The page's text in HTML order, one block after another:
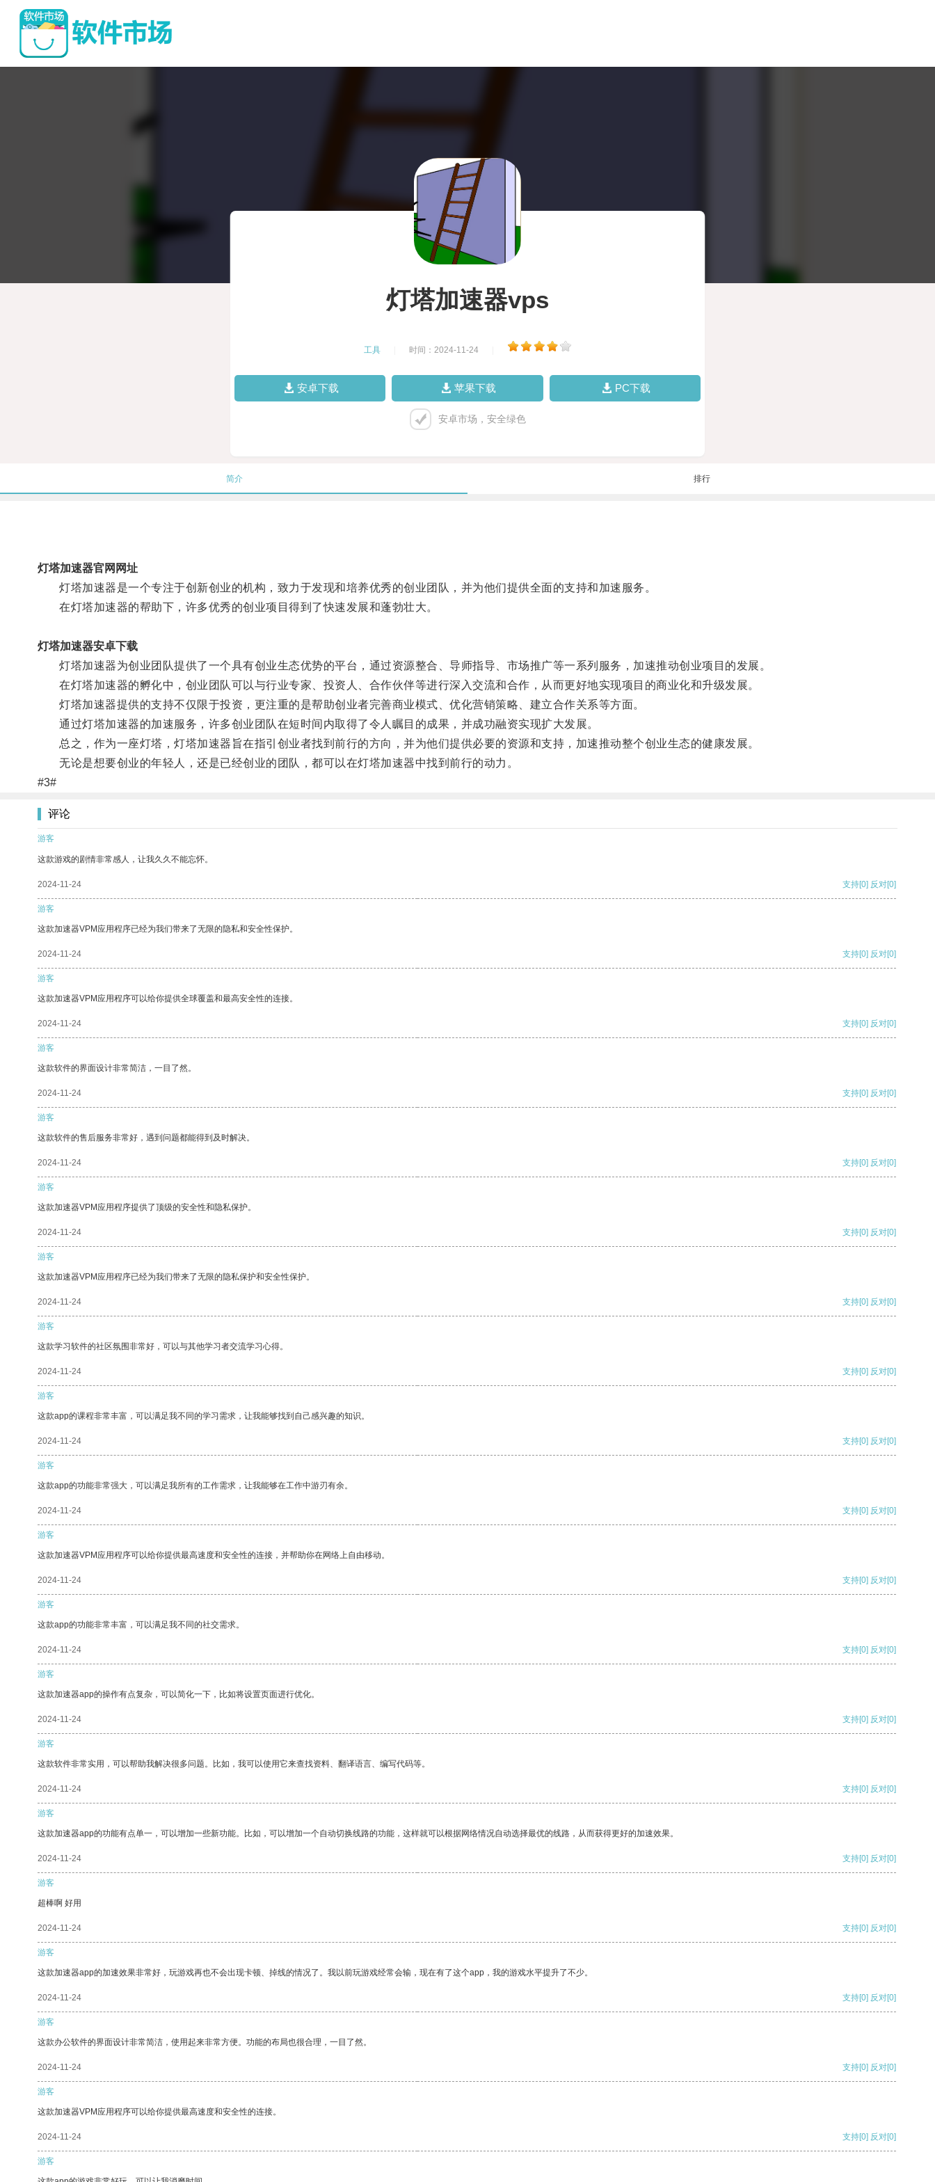
灯塔加速器vps
工具 时间：2024-11-24
安卓下载 苹果下载 PC下载
安卓市场，安全绿色
简介 排行
灯塔加速器官网网址
灯塔加速器是一个专注于创新创业的机构，致力于发现和培养优秀的创业团队，并为他们提供全面的支持和加速服务。
在灯塔加速器的帮助下，许多优秀的创业项目得到了快速发展和蓬勃壮大。
灯塔加速器安卓下载
灯塔加速器为创业团队提供了一个具有创业生态优势的平台，通过资源整合、导师指导、市场推广等一系列服务，加速推动创业项目的发展。
在灯塔加速器的孵化中，创业团队可以与行业专家、投资人、合作伙伴等进行深入交流和合作，从而更好地实现项目的商业化和升级发展。
灯塔加速器提供的支持不仅限于投资，更注重的是帮助创业者完善商业模式、优化营销策略、建立合作关系等方面。
通过灯塔加速器的加速服务，许多创业团队在短时间内取得了令人瞩目的成果，并成功融资实现扩大发展。
总之，作为一座灯塔，灯塔加速器旨在指引创业者找到前行的方向，并为他们提供必要的资源和支持，加速推动整个创业生态的健康发展。
无论是想要创业的年轻人，还是已经创业的团队，都可以在灯塔加速器中找到前行的动力。
#3#
评论
游客
这款游戏的剧情非常感人，让我久久不能忘怀。
2024-11-24 支持[0] 反对[0]
游客
这款加速器VPM应用程序已经为我们带来了无限的隐私和安全性保护。
2024-11-24 支持[0] 反对[0]
游客
这款加速器VPM应用程序可以给你提供全球覆盖和最高安全性的连接。
2024-11-24 支持[0] 反对[0]
游客
这款软件的界面设计非常简洁，一目了然。
2024-11-24 支持[0] 反对[0]
游客
这款软件的售后服务非常好，遇到问题都能得到及时解决。
2024-11-24 支持[0] 反对[0]
游客
这款加速器VPM应用程序提供了顶级的安全性和隐私保护。
2024-11-24 支持[0] 反对[0]
游客
这款加速器VPM应用程序已经为我们带来了无限的隐私保护和安全性保护。
2024-11-24 支持[0] 反对[0]
游客
这款学习软件的社区氛围非常好，可以与其他学习者交流学习心得。
2024-11-24 支持[0] 反对[0]
游客
这款app的课程非常丰富，可以满足我不同的学习需求，让我能够找到自己感兴趣的知识。
2024-11-24 支持[0] 反对[0]
游客
这款app的功能非常强大，可以满足我所有的工作需求，让我能够在工作中游刃有余。
2024-11-24 支持[0] 反对[0]
游客
这款加速器VPM应用程序可以给你提供最高速度和安全性的连接，并帮助你在网络上自由移动。
2024-11-24 支持[0] 反对[0]
游客
这款app的功能非常丰富，可以满足我不同的社交需求。
2024-11-24 支持[0] 反对[0]
游客
这款加速器app的操作有点复杂，可以简化一下，比如将设置页面进行优化。
2024-11-24 支持[0] 反对[0]
游客
这款软件非常实用，可以帮助我解决很多问题。比如，我可以使用它来查找资料、翻译语言、编写代码等。
2024-11-24 支持[0] 反对[0]
游客
这款加速器app的功能有点单一，可以增加一些新功能。比如，可以增加一个自动切换线路的功能，这样就可以根据网络情况自动选择最优的线路，从而获得更好的加速效果。
2024-11-24 支持[0] 反对[0]
游客
超棒啊 好用
2024-11-24 支持[0] 反对[0]
游客
这款加速器app的加速效果非常好，玩游戏再也不会出现卡顿、掉线的情况了。我以前玩游戏经常会输，现在有了这个app，我的游戏水平提升了不少。
2024-11-24 支持[0] 反对[0]
游客
这款办公软件的界面设计非常简洁，使用起来非常方便。功能的布局也很合理，一目了然。
2024-11-24 支持[0] 反对[0]
游客
这款加速器VPM应用程序可以给你提供最高速度和安全性的连接。
2024-11-24 支持[0] 反对[0]
游客